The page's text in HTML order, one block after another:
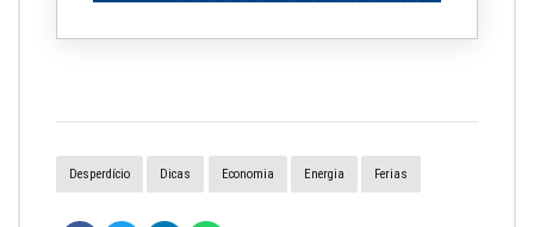
Desperdício Dicas Economia Energia Ferias